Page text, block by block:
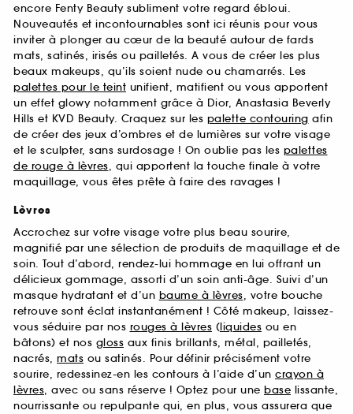
encore Fenty Beauty subliment votre regard ébloui.
Nouveautés et incontournables sont ici réunis pour vous
inviter à plonger au cœur de la beauté autour de fards
mats, satinés, irisés ou pailletés. A vous de créer les plus
beaux makeups, qu’ils soient nude ou chamarrés. Les
palettes pour le teint unifient, matifient ou vous apportent
un effet glowy notamment grâce à Dior, Anastasia Beverly
Hills et KVD Beauty. Craquez sur les palette contouring afin
de créer des jeux d’ombres et de lumières sur votre visage
et le sculpter, sans surdosage ! On oublie pas les palettes
de rouge à lèvres, qui apportent la touche finale à votre
maquillage, vous êtes prête à faire des ravages !
Lèvres
Accrochez sur votre visage votre plus beau sourire,
magnifié par une sélection de produits de maquillage et de
soin. Tout d’abord, rendez-lui hommage en lui offrant un
délicieux gommage, assorti d’un soin anti-âge. Suivi d’un
masque hydratant et d’un baume à lèvres, votre bouche
retrouve sont éclat instantanément ! Côté makeup, laissez-
vous séduire par nos rouges à lèvres (liquides ou en
bâtons) et nos gloss aux finis brillants, métal, pailletés,
nacrés, mats ou satinés. Pour définir précisément votre
sourire, redessinez-en les contours à l’aide d’un crayon à
lèvres, avec ou sans réserve ! Optez pour une base lissante,
nourrissante ou repulpante qui, en plus, vous assurera que